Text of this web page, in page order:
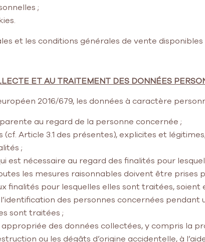
;
et les conditions générales de vente disponibles
ET AU TRAITEMENT DES DONNÉES
2016/679, les données à caractère
au regard de la personne concernée ;
Article 3.1 des présentes), explicites et
;
est nécessaire au regard des finalités pour
les mesures raisonnables doivent être prises
finalités pour lesquelles elles sont traitées,
des personnes concernées pendant
sont traitées ;
des données collectées, y compris la
ou les dégâts d’origine accidentelle, à